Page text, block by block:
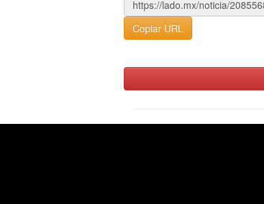
Copiar URL